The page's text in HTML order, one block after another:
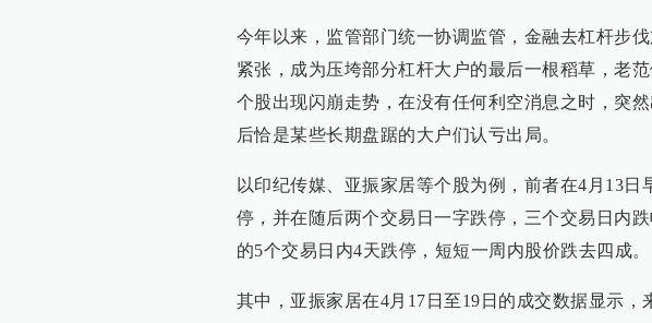
今年以来，监管部门统一协调监管，金融去杠杆步
紧张，成为压垮部分杠杆大户的最后一根稻草，老
个股出现闪崩走势，在没有任何利空消息之时，突
后恰是某些长期盘踞的大户们认亏出局。
以印纪传媒、亚振家居等个股为例，前者在4月13日
停，并在随后两个交易日一字跌停，三个交易日内
的5个交易日内4天跌停，短短一周内股价跌去四成。
其中，亚振家居在4月17日至19日的成交数据显示